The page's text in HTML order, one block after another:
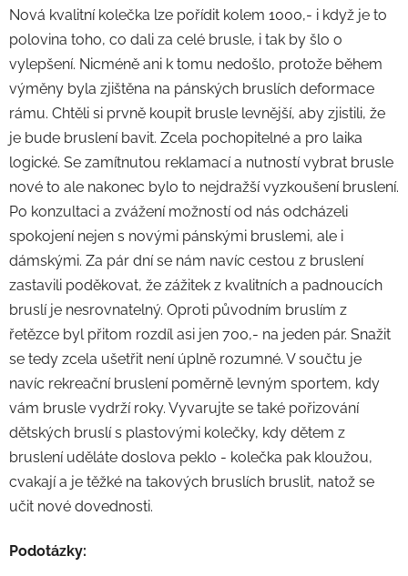
Nová kvalitní kolečka lze pořídit kolem 1000,- i když je to
polovina toho, co dali za celé brusle, i tak by šlo o
vylepšení. Nicméně ani k tomu nedošlo, protože během
výměny byla zjištěna na pánských bruslích deformace
rámu. Chtěli si prvně koupit brusle levnější, aby zjistili, že
je bude bruslení bavit. Zcela pochopitelné a pro laika
logické. Se zamítnutou reklamací a nutností vybrat brusle
nové to ale nakonec bylo to nejdražší vyzkoušení bruslení.
Po konzultaci a zvážení možností od nás odcházeli
spokojení nejen s novými pánskými bruslemi, ale i
dámskými. Za pár dní se nám navíc cestou z bruslení
zastavili poděkovat, že zážitek z kvalitních a padnoucích
bruslí je nesrovnatelný. Oproti původním bruslím z
řetězce byl přitom rozdíl asi jen 700,- na jeden pár. Snažit
se tedy zcela ušetřit není úplně rozumné. V součtu je
navíc rekreační bruslení poměrně levným sportem, kdy
vám brusle vydrží roky. Vyvarujte se také pořizování
dětských bruslí s plastovými kolečky, kdy dětem z
bruslení uděláte doslova peklo - kolečka pak kloužou,
cvakají a je těžké na takových bruslích bruslit, natož se
učit nové dovednosti.
Podotázky: